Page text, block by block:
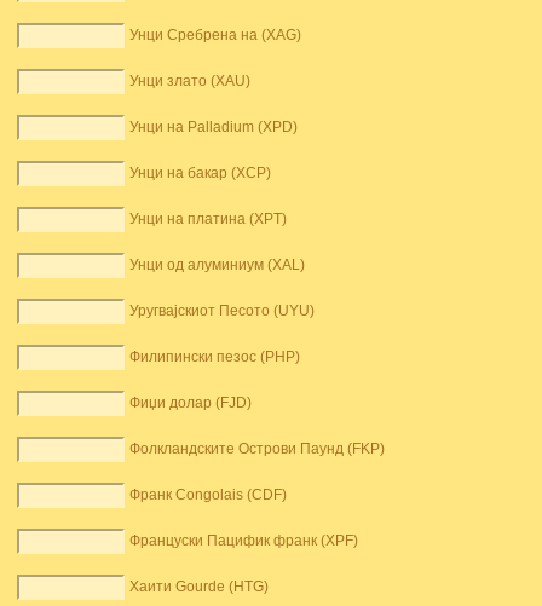
Унци Сребрена на (XAG)
Унци злато (XAU)
Унци на Palladium (XPD)
Унци на бакар (XCP)
Унци на платина (XPT)
Унци од алуминиум (XAL)
Уругвајскиот Песото (UYU)
Филипински пезос (PHP)
Фиџи долар (FJD)
Фолкландските Острови Паунд (FKP)
Франк Congolais (CDF)
Француски Пацифик франк (XPF)
Хаити Gourde (HTG)